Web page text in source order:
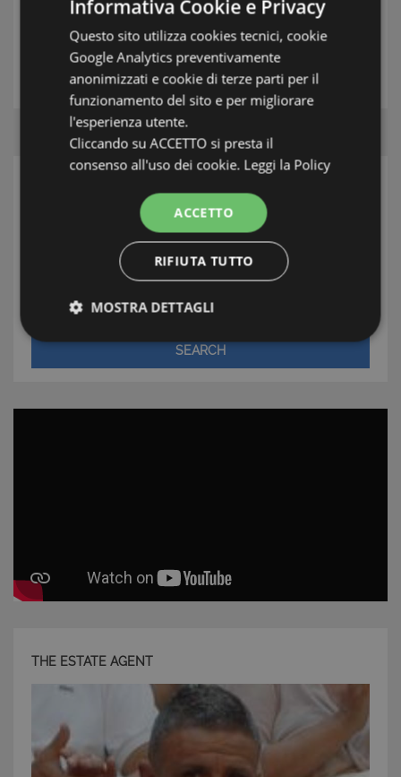
THE ESTATE AGENT
SEARCH
THE ESTATE AGENT
Informativa Cookie e Privacy
Questo sito utilizza cookies tecnici, cookie
Google Analytics preventivamente
anonimizzati e cookie di terze parti per il
funzionamento del sito e per migliorare
l'esperienza utente.
Cliccando su ACCETTO si presta il
consenso all'uso dei cookie. Leggi la Policy
ACCETTO
RIFIUTA TUTTO
MOSTRA DETTAGLI
Strettamente necessari e Statistiche
Nome
Provider